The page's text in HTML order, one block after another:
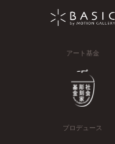
アート基金
プロデュース